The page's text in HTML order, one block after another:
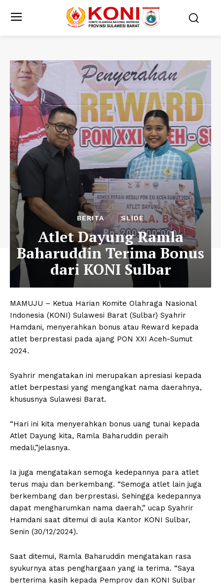
BERITA SLIDE
Atlet Dayung Ramla
Baharuddin Terima Bonus
dari KONI Sulbar
MAMUJU – Ketua Harian Komite Olahraga Nasional
Indonesia (KONI) Sulawesi Barat (Sulbar) Syahrir
Hamdani, menyerahkan bonus atau Reward kepada
atlet berprestasi pada ajang PON XXI Aceh-Sumut
2024.
Syahrir mengatakan ini merupakan apresiasi kepada
atlet berpestasi yang mengangkat nama daerahnya,
khususnya Sulawesi Barat.
“Hari ini kita menyerahkan bonus uang tunai kepada
Atlet Dayung kita, Ramla Baharuddin peraih
medali,”jelasnya.
Ia juga mengatakan semoga kedepannya para atlet
terus maju dan berkembang. “Semoga atlet lain juga
berkembang dan berprestasi. Sehingga kedepannya
dapat mengharumkan nama daerah,” ucap Syahrir
Hamdani saat ditemui di aula Kantor KONI Sulbar,
Senin (30/12/2024).
Saat ditemui, Ramla Baharuddin mengatakan rasa
syukurnya atas penghargaan yang ia terima. “Saya
berterima kasih kepada Pemprov dan KONI Sulbar